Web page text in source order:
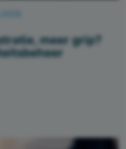
meer grip?